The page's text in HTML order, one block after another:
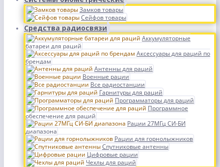
Замков товары
Сейфов товары
Средства радиосвязи
Аккумуляторные
батареи для раций
Аксессуары для раций по
брендам
Антенны для раций
Военные рации
Все радиостанции
Гарнитуры для раций
Программаторы для раций
Программное
обеспечение для раций
Рации 27МГц СИ-БИ
диапазона
Рации для горнолыжников
Спутниковые антенны
Цифровые рации
Чехлы для раций